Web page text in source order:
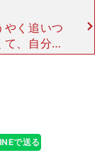
やく追いつ
、自分た
中を欠いて
迎えた後
で送る